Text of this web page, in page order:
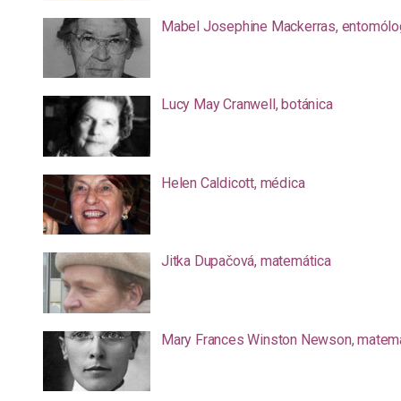
Mabel Josephine Mackerras,
Lucy May Cranwell, botánica
Helen Caldicott, médica
Jitka Dupačová, matemática
Mary Frances Winston Newson,